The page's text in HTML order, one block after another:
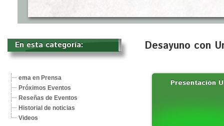
Desayuno con
Presentación
En esta categoría:
ema en Prensa
Próximos Eventos
Reseñas de Eventos
Historial de noticias
Videos